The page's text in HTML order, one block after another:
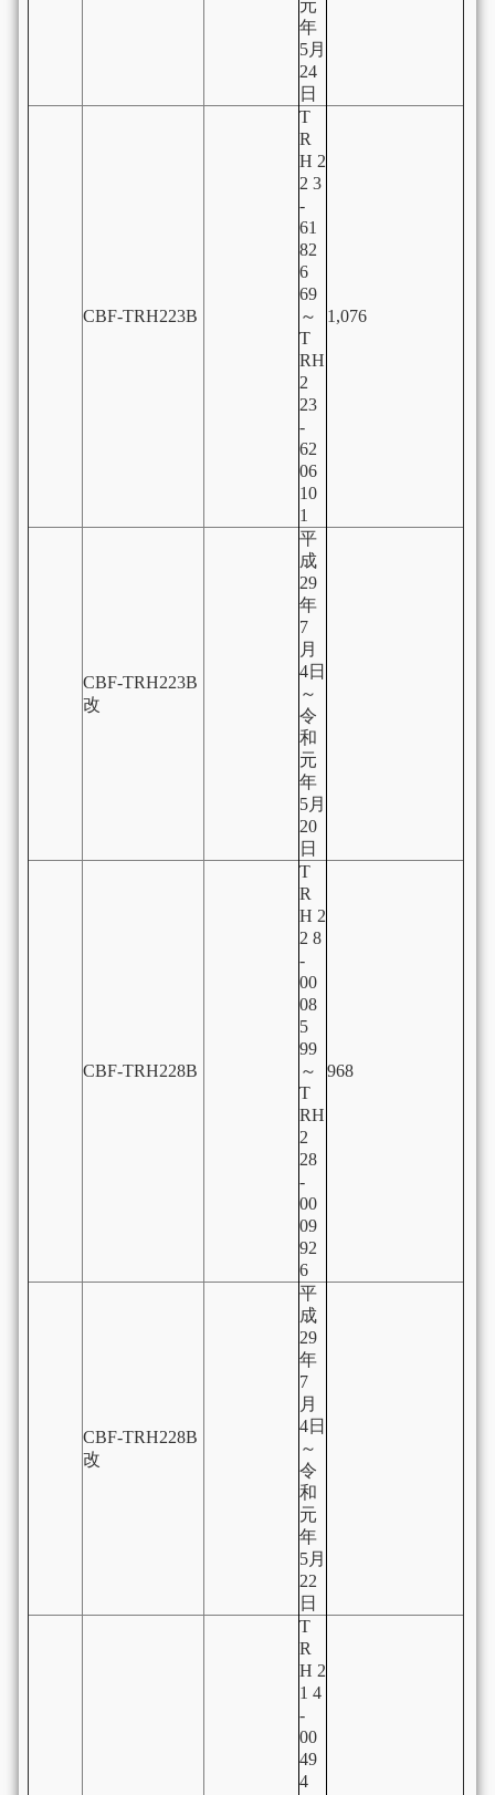
元
年
5月
24
日
CBF-TRH223B
T
R
H 2
2 3
-
61
82
6
69
～
T
RH
2
23
-
62
06
10
1
1,076
CBF-TRH223B
改
平
成
29
年
7
月
4日
～
令
和
元
年
5月
20
日
CBF-TRH228B
T
R
H 2
2 8
-
00
08
5
99
～
T
RH
2
28
-
00
09
92
6
968
CBF-TRH228B
改
平
成
29
年
7
月
4日
～
令
和
元
年
5月
22
日
T
R
H 2
1 4
-
00
49
4